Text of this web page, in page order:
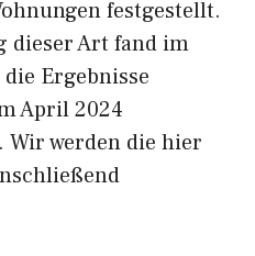
festgestellt.
dieser Art fand im
Ergebnisse
April 2024
werden die hier